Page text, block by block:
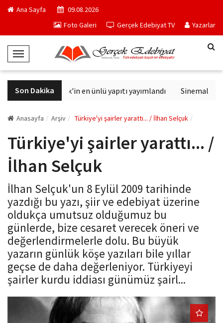
Ana Sayfa
09.08.2026
Foto Galeri
Gerçek Edebiyat TV Yazarlar
T
o
g
g
e
a
a
t
i
o
n
Son Dakika
Philip K. Dick'in en ünlü yapıtı yayımlandı
Anasayfa Arşiv Türkiye'yi şairler yarattı... / İlhan Selçuk
Türkiye'yi şairler yarattı... /
İlhan Selçuk
İlhan Selçuk'un 8 Eylül 2009 tarihinde
yazdığı bu yazı, şiir ve edebiyat üzerine
oldukça umutsuz olduğumuz bu
günlerde, bize cesaret verecek öneri ve
değerlendirmelerle dolu. Bu büyük
yazarın günlük köşe yazıları bile yıllar
geçse de daha değerleniyor. Türkiyeyi
şairler kurdu iddiası günümüz şairl...